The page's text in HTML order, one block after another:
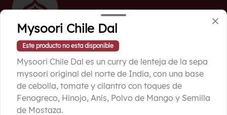
Conócenos
Ubicación
Términos y condiciones
Mysoori Chile Dal
Este producto no esta disponible
Mysoori Chile Dal es un curry de lenteja de la sepa
mysoori original del norte de India, con una base
de cebolla, tomate y cilantro con toques de
Fenogreco, Hinojo, Anís, Polvo de Mango y Semilla
de Mostaza.